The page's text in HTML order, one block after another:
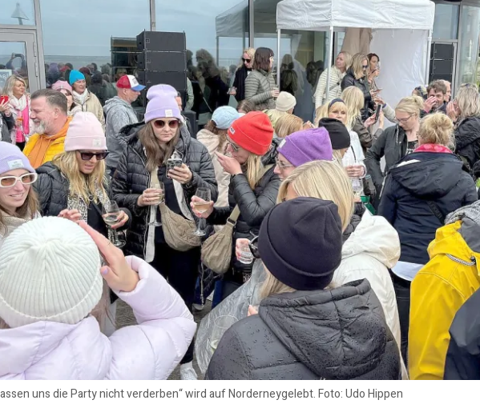
uns die Party nicht verderben“ wird auf Norderneygelebt. Foto: Udo Hippen